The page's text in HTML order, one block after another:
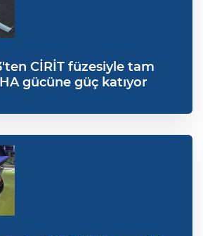
CİRİT füzesiyle tam
gücüne güç katıyor